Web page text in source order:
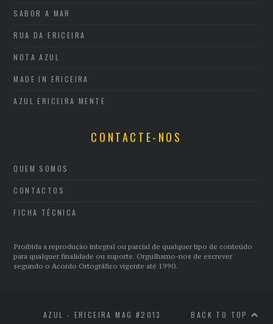
SABOR A MAR
RUA DA ERICEIRA
NOTA AZUL
MADE IN ERICEIRA
AZUL ERICEIRA MENTE
CONTACTE-NOS
QUEM SOMOS
CONTACTOS
FICHA TÉCNICA
Proibida a reprodução integral ou parcial de qualquer tipo de conteúdo
para qualquer finalidade ou suporte. Orgulhamo-nos de escrever
segundo o Acordo Ortográfico vigente até 1990.
AZUL - ERICEIRA MAG #2013 BACK TO TOP